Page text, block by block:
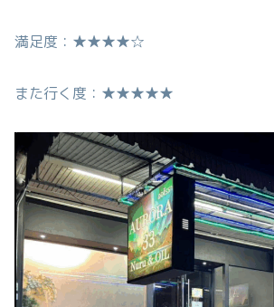
満足度：★★★★☆
また行く度：★★★★★